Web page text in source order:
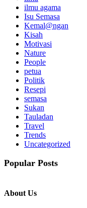
ilmu agama
Isu Semasa
Kemal@ngan
Kisah
Motivasi
Nature
People
petua
Politik
Resepi
semasa
Sukan
Tauladan
Travel
Trends
Uncategorized
Popular Posts
About Us